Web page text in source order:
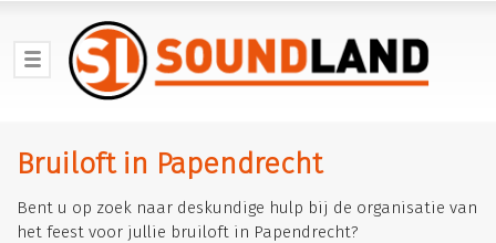
Bruiloft in Papendrecht
Bent u op zoek naar deskundige hulp bij de organisatie van
het feest voor jullie bruiloft in Papendrecht?